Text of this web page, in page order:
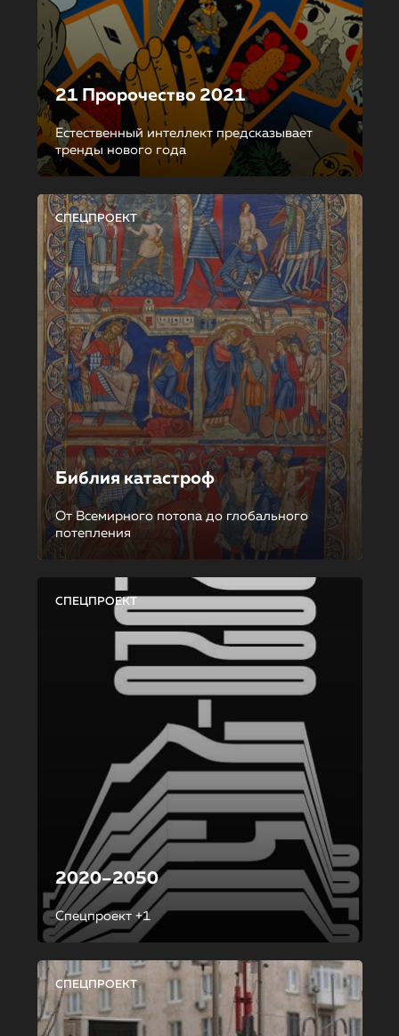
21 Пророчество 2021
Естественный интеллект предсказывает
тренды нового года
СПЕЦПРОЕКТ
Библия катастроф
От Всемирного потопа до глобального
потепления
СПЕЦПРОЕКТ
2020–2050
Спецпроект +1
СПЕЦПРОЕКТ